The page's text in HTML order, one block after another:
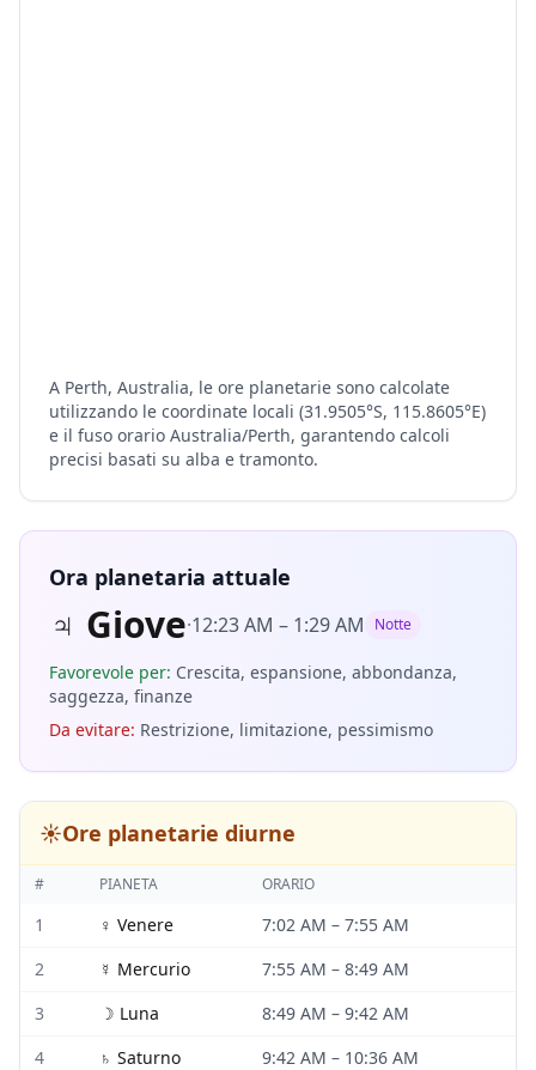
A Perth, Australia, le ore planetarie sono calcolate
utilizzando le coordinate locali (31.9505°S, 115.8605°E)
e il fuso orario Australia/Perth, garantendo calcoli
precisi basati su alba e tramonto.
Ora planetaria attuale
♃ Giove·12:23 AM – 1:29 AM Notte
Favorevole per: Crescita, espansione, abbondanza,
saggezza, finanze
Da evitare: Restrizione, limitazione, pessimismo
☀️Ore planetarie diurne
# PIANETA ORARIO
1 ♀ Venere 7:02 AM – 7:55 AM
2
☿ Mercurio 7:55 AM – 8:49 AM
3
☽ Luna 8:49 AM – 9:42 AM
4
♄ Saturno 9:42 AM – 10:36 AM